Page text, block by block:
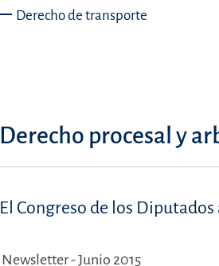
Derecho de transporte
Derecho procesal y
El Congreso de los
Newsletter - Junio 2015